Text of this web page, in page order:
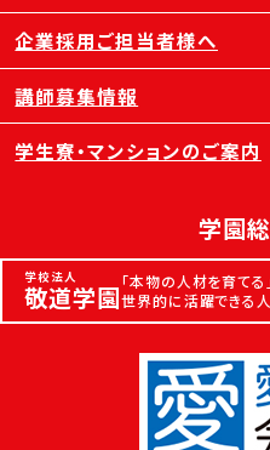
企業採用ご担当者様へ
講師募集情報
学生寮・マンションのご案内
学園
学校法人
敬道学園「本物の人材を育てる
世界的に活躍できる